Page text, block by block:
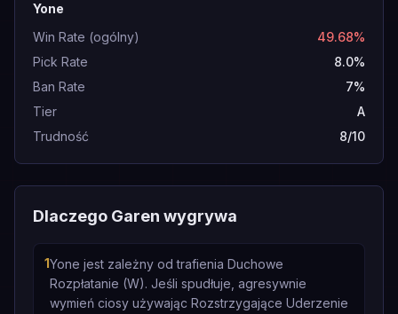
Yone
Win Rate (ogólny)
49.68%
Pick Rate
8.0%
Ban Rate
7%
Tier
A
Trudność
8/10
Dlaczego Garen wygrywa
1Yone jest zależny od trafienia Duchowe
Rozpłatanie (W). Jeśli spudłuje, agresywnie
wymień ciosy używając Rozstrzygające Uderzenie